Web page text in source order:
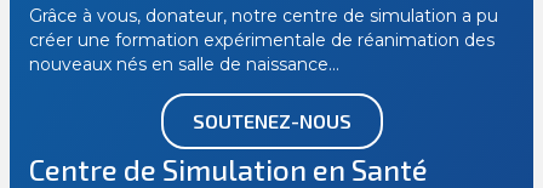
Grâce à vous, donateur, notre centre de simulation a pu
créer une formation expérimentale de réanimation des
nouveaux nés en salle de naissance…
SOUTENEZ-NOUS
Centre de Simulation en Santé